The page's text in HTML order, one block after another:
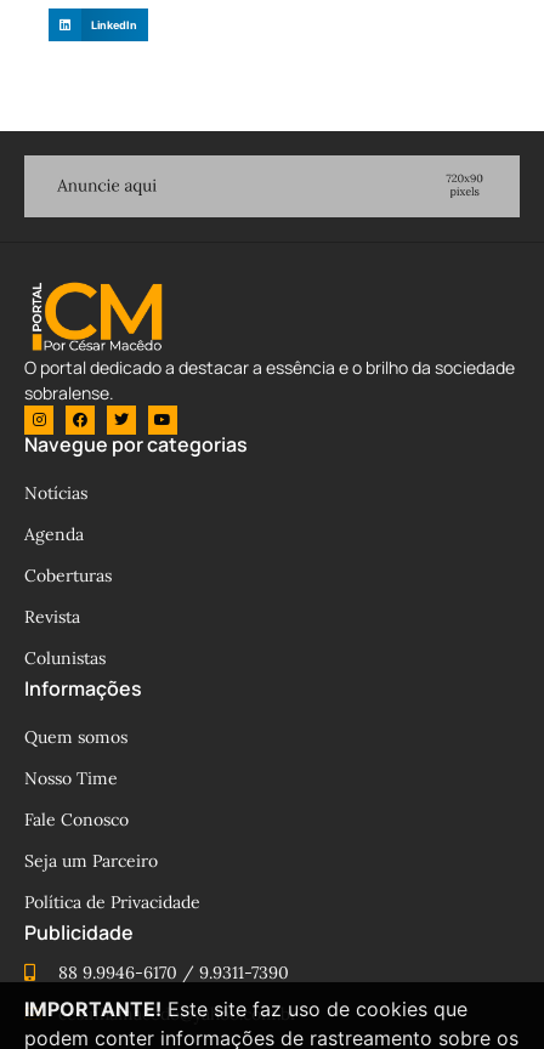
LinkedIn
O portal dedicado a destacar a essência e o brilho da sociedade
sobralense.
Navegue por categorias
Notícias
Agenda
Coberturas
Revista
Colunistas
Informações
Quem somos
Nosso Time
Fale Conosco
Seja um Parceiro
Política de Privacidade
Publicidade
88 9.9946-6170 / 9.9311-7390
cesinhamacedo@yahoo.com.br
IMPORTANTE! Este site faz uso de cookies que
podem conter informações de rastreamento sobre os